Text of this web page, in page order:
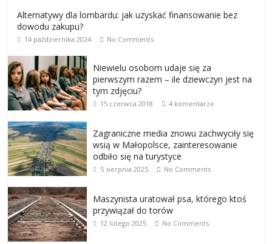
Alternatywy dla lombardu: jak uzyskać finansowanie bez
dowodu zakupu?
14 października 2024 No Comments
Niewielu osobom udaje się za
pierwszym razem – ile dziewczyn jest na
tym zdjęciu?
15 czerwca 2018 4 komentarze
Zagraniczne media znowu zachwyciły się
wsią w Małopolsce, zainteresowanie
odbiło się na turystyce
5 sierpnia 2025 No Comments
Maszynista uratował psa, którego ktoś
przywiązał do torów
12 lutego 2025 No Comments